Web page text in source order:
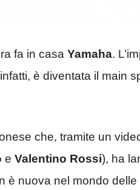
fa in casa Yamaha.
è diventata il main
che, tramite un
e Valentino Rossi), ha
è nuova nel mondo